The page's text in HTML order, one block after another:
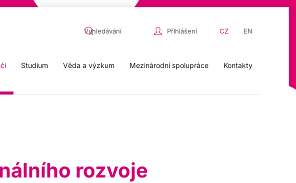
Přihlášení CZ EN
Studium Věda a výzkum Mezinárodní spolupráce Kontakty
rozvoje